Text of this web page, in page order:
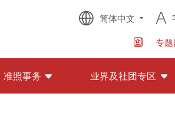
简体中文
专
准照事务 业界及社团专区